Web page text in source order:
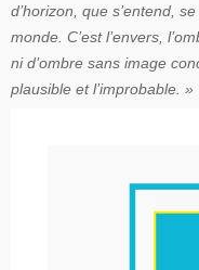
d’horizon, que s’entend,
monde. C’est l’envers,
ni d’ombre sans image
plausible et l’improbable. »